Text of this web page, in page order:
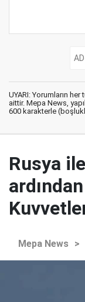
UYARI: Yorumların
aittir. Mepa News,
600 karakterle
Rusya
Mepa News >